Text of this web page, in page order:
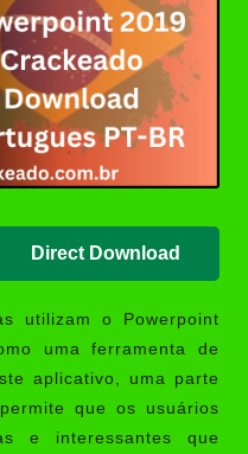
2024 Download
64 Bits Grátis |
Pro Crackeado
Português PT-BR
Direct Download
utilizam o
Powerpoint
uma ferramenta de
aplicativo, uma parte
que os usuários
e interessantes que